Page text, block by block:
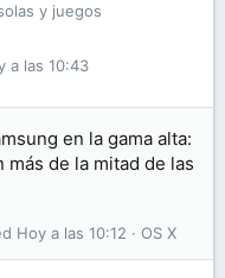
y juegos
a las 10:43
en la gama alta:
más de la mitad de las
OS X
Hoy a las 10:12